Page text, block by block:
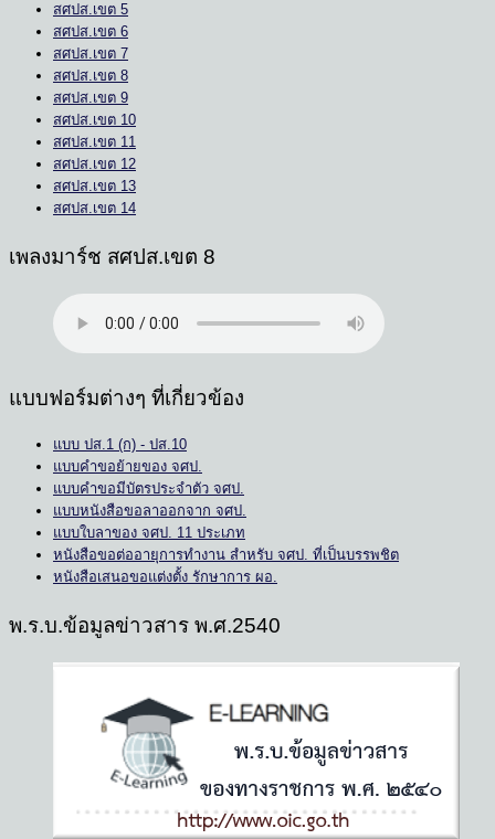
สศปส.เขต 5
สศปส.เขต 6
สศปส.เขต 7
สศปส.เขต 8
สศปส.เขต 9
สศปส.เขต 10
สศปส.เขต 11
สศปส.เขต 12
สศปส.เขต 13
สศปส.เขต 14
เพลงมาร์ช สศปส.เขต 8
แบบฟอร์มต่างๆ ที่เกี่ยวข้อง
แบบ ปส.1 (ก) - ปส.10
แบบคำขอย้ายของ จศป.
แบบคำขอมีบัตรประจำตัว จศป.
แบบหนังสือขอลาออกจาก จศป.
แบบใบลาของ จศป. 11 ประเภท
หนังสือขอต่ออายุการทำงาน สำหรับ จศป. ที่เป็นบรรพชิต
หนังสือเสนอขอแต่งตั้ง รักษาการ ผอ.
พ.ร.บ.ข้อมูลข่าวสาร พ.ศ.2540